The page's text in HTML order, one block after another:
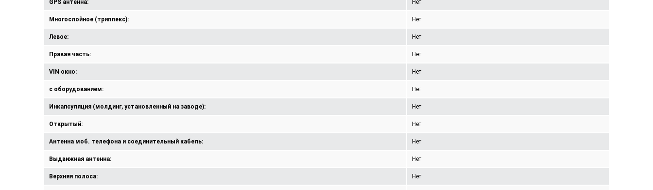
GPS антенна: Нет
Многослойное (триплекс): Нет
Левое: Нет
Правая часть: Нет
VIN окно: Нет
с оборудованием: Нет
Инкапсуляция (молдинг, установленный на заводе): Нет
Открытый: Нет
Антенна моб. телефона и соединительный кабель: Нет
Выдвижная антенна: Нет
Верхняя полоса: Нет